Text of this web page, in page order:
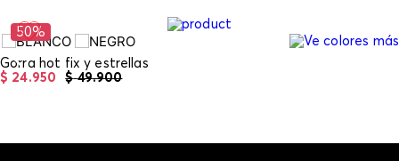
preferencia, sin embargo es importante que el
empaque sea el adecuado según la naturaleza del
durante el proceso de transporte. El costo del
transporte del primer cambio del producto será
50%
Gorra hot fix y estrellas
$ 49.900
$ 24.950